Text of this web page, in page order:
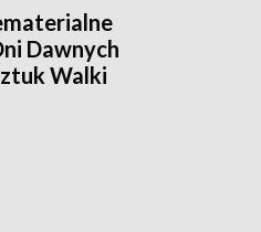
Dawnych
Walki